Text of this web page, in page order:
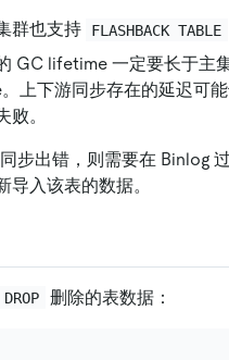
群也支持 FLASHBACK TABLE
GC lifetime 一定要长于主
上下游同步存在的延迟可
败。
步出错，则需要在 Binlog
导入该表的数据。
DROP 删除的表数据：